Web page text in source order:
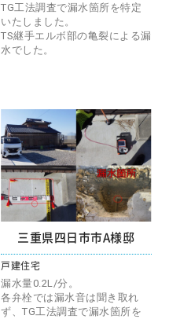
TG工法調査で漏水箇所を特定
いたしました。
TS継手エルボ部の亀裂による漏
水でした。
三重県四日市市A様邸
戸建住宅
漏水量0.2L/分。
各弁栓では漏水音は聞き取れ
ず、TG工法調査で漏水箇所を